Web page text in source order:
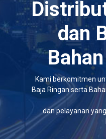
dan
Kami berkomitmen
Baja Ringan serta
dan pelayanan